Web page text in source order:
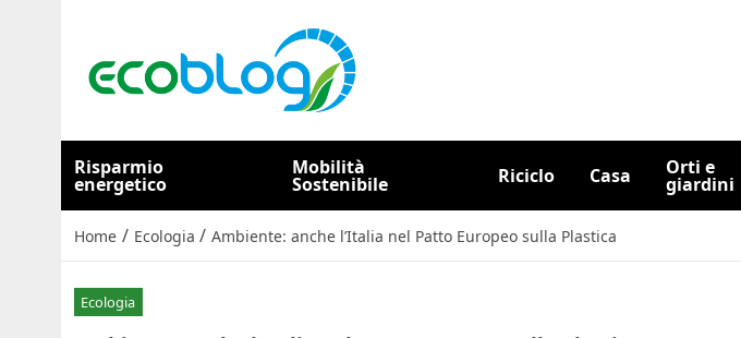
Risparmio
energetico
Mobilità
Sostenibile Riciclo Casa Orti e
giardini
Home / Ecologia / Ambiente: anche l’Italia nel Patto Europeo sulla Plastica
Ecologia